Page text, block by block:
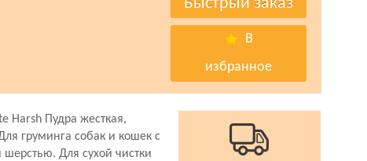
В
избранное
Harsh Пудра жесткая,
груминга собак и кошек с
шерстью. Для сухой чистки